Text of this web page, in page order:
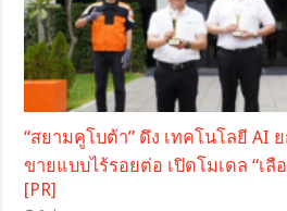
“สยามคูโบต้า” ดึง เทคโนโลยี AI
ขายแบบไร้รอยต่อ เปิดโมเดล “เ
[PR]